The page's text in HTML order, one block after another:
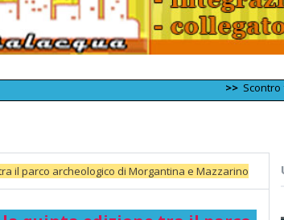
Scontro frontale
il parco archeologico di Morgantina e Mazzarino